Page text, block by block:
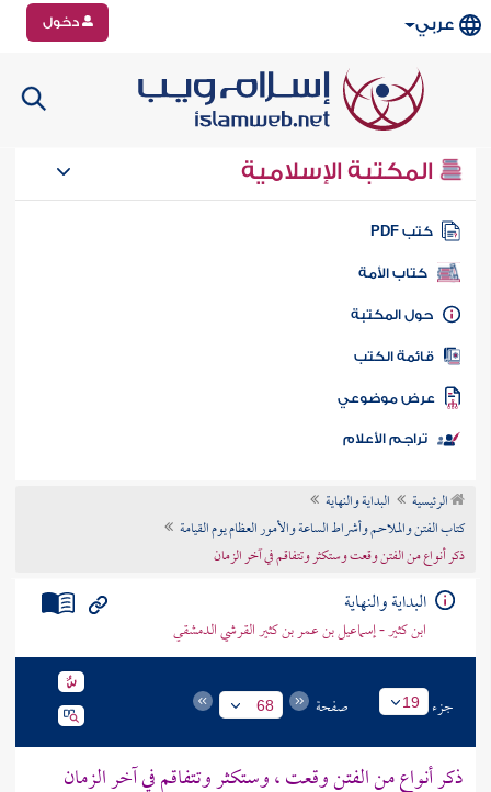
عربي دخول
المكتبة الإسلامية
كتب PDF
كتاب الأمة
المكتبة
الكتب
موضوعي
تراجم الأعلام
الرئيسية
البداية والنهاية
كتاب الفتن والملاحم وأشراط الساعة والأمور العظام يوم القيامة
ذكر أنواع من الفتن وقعت وستكثر وتتفاقم في آخر الزمان
البداية والنهاية
ابن كثير - إسماعيل بن عمر بن كثير القرشي الدمشقي
جزء 19 صفحة 68
ذكر أنواع من الفتن وقعت ، وستكثر وتتفاقم في آخر الزمان